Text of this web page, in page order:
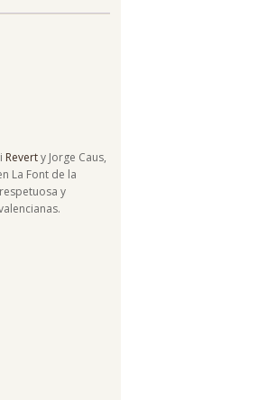
Reverty Jorge Caus,
La Font de la
y